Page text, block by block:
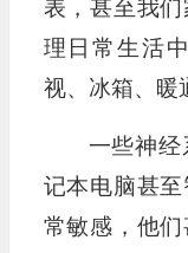
表，甚至我
理日常生活
视、冰箱、暖
一些神
记本电脑甚
常敏感，他